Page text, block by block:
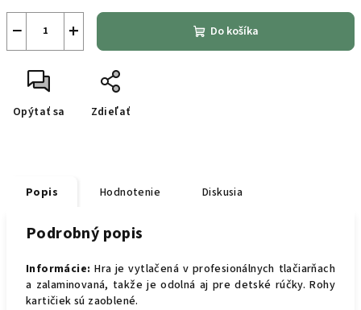
+
− Do košíka
Opýtať sa Zdieľať
Popis Hodnotenie Diskusia
Podrobný popis
Informácie: Hra je vytlačená v profesionálnych tlačiarňach
a zalaminovaná, takže je odolná aj pre detské rúčky. Rohy
kartičiek sú zaoblené.